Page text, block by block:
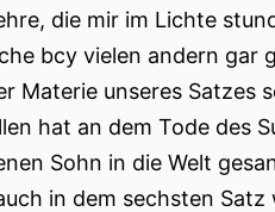
die mir im Lichte
bcy vielen andern
Materie unseres Satzes
hat an dem Tode des
Sohn in die Welt
in dem sechsten